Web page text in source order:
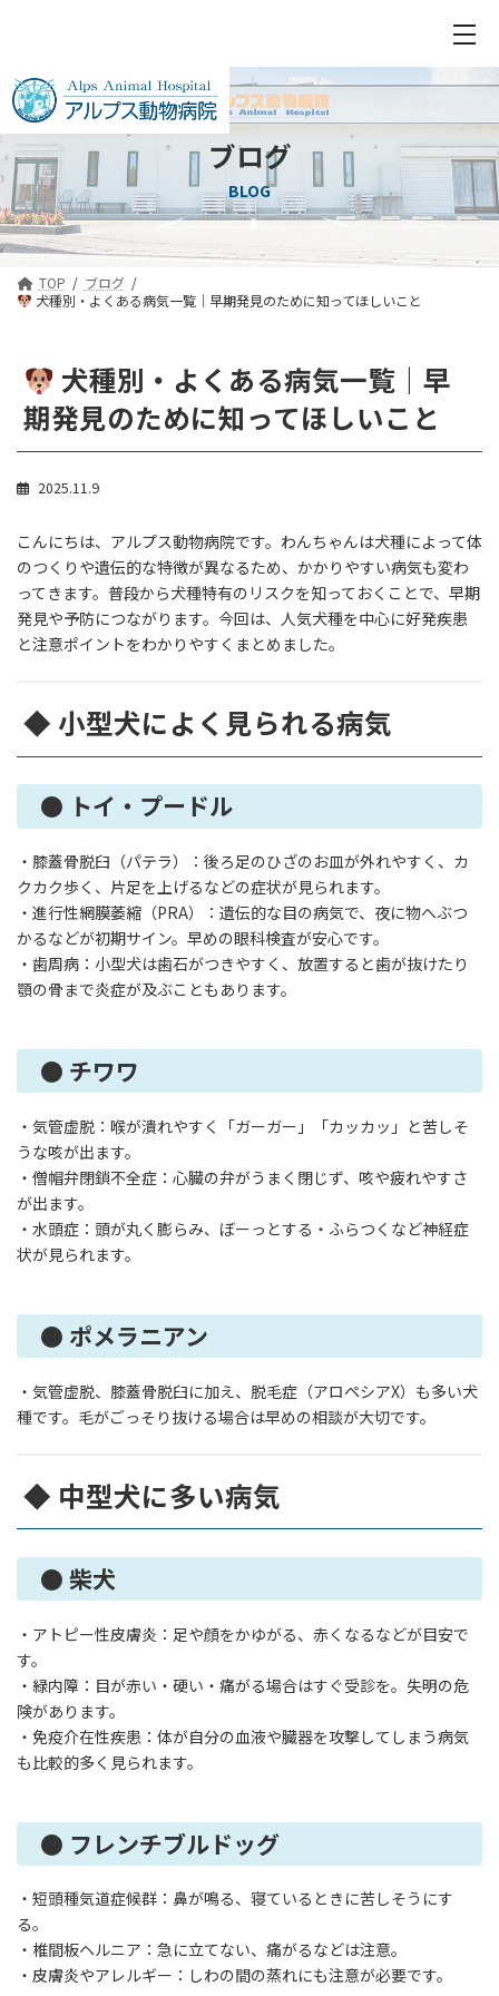
ブログ
BLOG
TOP
ブログ
犬種別・よくある病気一覧｜早期発見のために知ってほしいこと
犬種別・よくある病気一覧｜早
期発見のために知ってほしいこと
2025.11.9
こんにちは、アルプス動物病院です。わんちゃんは犬種によって体
のつくりや遺伝的な特徴が異なるため、かかりやすい病気も変わ
ってきます。普段から犬種特有のリスクを知っておくことで、早期
発見や予防につながります。今回は、人気犬種を中心に好発疾患
と注意ポイントをわかりやすくまとめました。
◆ 小型犬によく見られる病気
● トイ・プードル
・膝蓋骨脱臼（パテラ）：後ろ足のひざのお皿が外れやすく、カ
クカク歩く、片足を上げるなどの症状が見られます。
・進行性網膜萎縮（PRA）：遺伝的な目の病気で、夜に物へぶつ
かるなどが初期サイン。早めの眼科検査が安心です。
・歯周病：小型犬は歯石がつきやすく、放置すると歯が抜けたり
顎の骨まで炎症が及ぶこともあります。
● チワワ
・気管虚脱：喉が潰れやすく「ガーガー」「カッカッ」と苦しそ
うな咳が出ます。
・僧帽弁閉鎖不全症：心臓の弁がうまく閉じず、咳や疲れやすさ
が出ます。
・水頭症：頭が丸く膨らみ、ぼーっとする・ふらつくなど神経症
状が見られます。
● ポメラニアン
・気管虚脱、膝蓋骨脱臼に加え、脱毛症（アロペシアX）も多い犬
種です。毛がごっそり抜ける場合は早めの相談が大切です。
◆ 中型犬に多い病気
● 柴犬
・アトピー性皮膚炎：足や顔をかゆがる、赤くなるなどが目安で
す。
・緑内障：目が赤い・硬い・痛がる場合はすぐ受診を。失明の危
険があります。
・免疫介在性疾患：体が自分の血液や臓器を攻撃してしまう病気
も比較的多く見られます。
● フレンチブルドッグ
・短頭種気道症候群：鼻が鳴る、寝ているときに苦しそうにす
る。
・椎間板ヘルニア：急に立てない、痛がるなどは注意。
・皮膚炎やアレルギー：しわの間の蒸れにも注意が必要です。